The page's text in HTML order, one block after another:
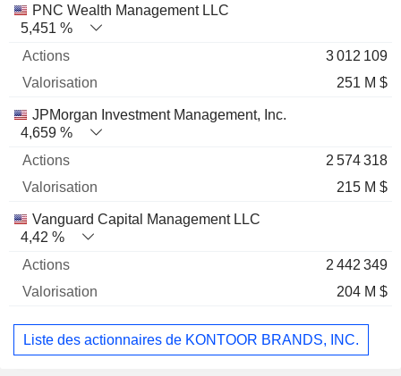
PNC Wealth Management LLC
5,451 %
3 012 109
251 M $
JPMorgan Investment Management, Inc.
4,659 %
2 574 318
215 M $
Vanguard Capital Management LLC
4,42 %
2 442 349
204 M $
Liste des actionnaires de KONTOOR BRANDS, INC.